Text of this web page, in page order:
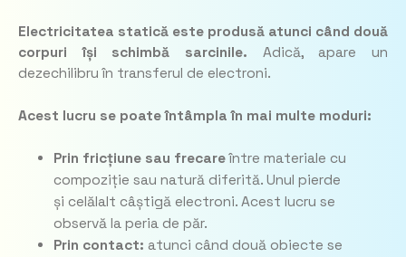
Electricitatea statică este produsă atunci când două
corpuri își schimbă sarcinile. Adică, apare un
dezechilibru în transferul de electroni.
Acest lucru se poate întâmpla în mai multe moduri:
Prin fricțiune sau frecareîntre materiale cu
compoziție sau natură diferită. Unul pierde
și celălalt câștigă electroni. Acest lucru se
observă la peria de păr.
Prin contact: atunci când două obiecte se